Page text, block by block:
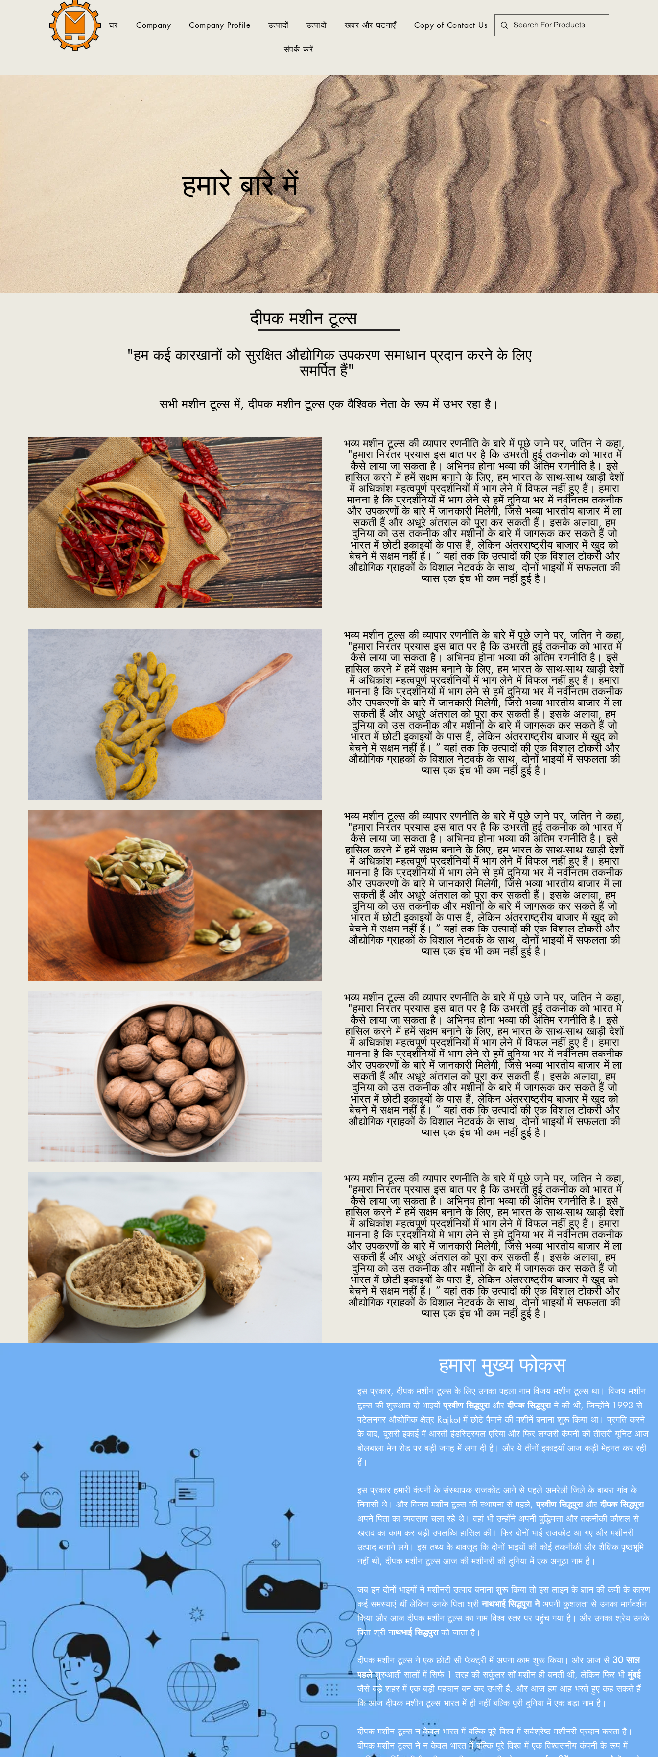
घर Company Company Profile उत्पादों उत्पादों खबर और घटनाएँ Copy of Contact Us
संपर्क करें
हमारे बारे में
दीपक मशीन टूल्स
"हम कई कारखानों को सुरक्षित औद्योगिक उपकरण समाधान प्रदान करने के लिए
समर्पित हैं"
सभी मशीन टूल्स में, दीपक मशीन टूल्स एक वैश्विक नेता के रूप में उभर रहा है।
भव्य मशीन टूल्स की व्यापार रणनीति के बारे में पूछे जाने पर, जतिन ने कहा,
"हमारा निरंतर प्रयास इस बात पर है कि उभरती हुई तकनीक को भारत में
कैसे लाया जा सकता है। अभिनव होना भव्या की अंतिम रणनीति है। इसे
हासिल करने में हमें सक्षम बनाने के लिए, हम भारत के साथ-साथ खाड़ी देशों
में अधिकांश महत्वपूर्ण प्रदर्शनियों में भाग लेने में विफल नहीं हुए हैं। हमारा
मानना है कि प्रदर्शनियों में भाग लेने से हमें दुनिया भर में नवीनतम तकनीक
और उपकरणों के बारे में जानकारी मिलेगी, जिसे भव्या भारतीय बाजार में ला
सकती हैं और अधूरे अंतराल को पूरा कर सकती हैं। इसके अलावा, हम
दुनिया को उस तकनीक और मशीनों के बारे में जागरूक कर सकते हैं जो
भारत में छोटी इकाइयों के पास हैं, लेकिन अंतरराष्ट्रीय बाजार में खुद को
बेचने में सक्षम नहीं हैं। ” यहां तक कि उत्पादों की एक विशाल टोकरी और
औद्योगिक ग्राहकों के विशाल नेटवर्क के साथ, दोनों भाइयों में सफलता की
प्यास एक इंच भी कम नहीं हुई है।
भव्य मशीन टूल्स की व्यापार रणनीति के बारे में पूछे जाने पर, जतिन ने कहा,
"हमारा निरंतर प्रयास इस बात पर है कि उभरती हुई तकनीक को भारत में
कैसे लाया जा सकता है। अभिनव होना भव्या की अंतिम रणनीति है। इसे
हासिल करने में हमें सक्षम बनाने के लिए, हम भारत के साथ-साथ खाड़ी देशों
में अधिकांश महत्वपूर्ण प्रदर्शनियों में भाग लेने में विफल नहीं हुए हैं। हमारा
मानना है कि प्रदर्शनियों में भाग लेने से हमें दुनिया भर में नवीनतम तकनीक
और उपकरणों के बारे में जानकारी मिलेगी, जिसे भव्या भारतीय बाजार में ला
सकती हैं और अधूरे अंतराल को पूरा कर सकती हैं। इसके अलावा, हम
दुनिया को उस तकनीक और मशीनों के बारे में जागरूक कर सकते हैं जो
भारत में छोटी इकाइयों के पास हैं, लेकिन अंतरराष्ट्रीय बाजार में खुद को
बेचने में सक्षम नहीं हैं। ” यहां तक कि उत्पादों की एक विशाल टोकरी और
औद्योगिक ग्राहकों के विशाल नेटवर्क के साथ, दोनों भाइयों में सफलता की
प्यास एक इंच भी कम नहीं हुई है।
भव्य मशीन टूल्स की व्यापार रणनीति के बारे में पूछे जाने पर, जतिन ने कहा,
"हमारा निरंतर प्रयास इस बात पर है कि उभरती हुई तकनीक को भारत में
कैसे लाया जा सकता है। अभिनव होना भव्या की अंतिम रणनीति है। इसे
हासिल करने में हमें सक्षम बनाने के लिए, हम भारत के साथ-साथ खाड़ी देशों
में अधिकांश महत्वपूर्ण प्रदर्शनियों में भाग लेने में विफल नहीं हुए हैं। हमारा
मानना है कि प्रदर्शनियों में भाग लेने से हमें दुनिया भर में नवीनतम तकनीक
और उपकरणों के बारे में जानकारी मिलेगी, जिसे भव्या भारतीय बाजार में ला
सकती हैं और अधूरे अंतराल को पूरा कर सकती हैं। इसके अलावा, हम
दुनिया को उस तकनीक और मशीनों के बारे में जागरूक कर सकते हैं जो
भारत में छोटी इकाइयों के पास हैं, लेकिन अंतरराष्ट्रीय बाजार में खुद को
बेचने में सक्षम नहीं हैं। ” यहां तक कि उत्पादों की एक विशाल टोकरी और
औद्योगिक ग्राहकों के विशाल नेटवर्क के साथ, दोनों भाइयों में सफलता की
प्यास एक इंच भी कम नहीं हुई है।
भव्य मशीन टूल्स की व्यापार रणनीति के बारे में पूछे जाने पर, जतिन ने कहा,
"हमारा निरंतर प्रयास इस बात पर है कि उभरती हुई तकनीक को भारत में
कैसे लाया जा सकता है। अभिनव होना भव्या की अंतिम रणनीति है। इसे
हासिल करने में हमें सक्षम बनाने के लिए, हम भारत के साथ-साथ खाड़ी देशों
में अधिकांश महत्वपूर्ण प्रदर्शनियों में भाग लेने में विफल नहीं हुए हैं। हमारा
मानना है कि प्रदर्शनियों में भाग लेने से हमें दुनिया भर में नवीनतम तकनीक
और उपकरणों के बारे में जानकारी मिलेगी, जिसे भव्या भारतीय बाजार में ला
सकती हैं और अधूरे अंतराल को पूरा कर सकती हैं। इसके अलावा, हम
दुनिया को उस तकनीक और मशीनों के बारे में जागरूक कर सकते हैं जो
भारत में छोटी इकाइयों के पास हैं, लेकिन अंतरराष्ट्रीय बाजार में खुद को
बेचने में सक्षम नहीं हैं। ” यहां तक कि उत्पादों की एक विशाल टोकरी और
औद्योगिक ग्राहकों के विशाल नेटवर्क के साथ, दोनों भाइयों में सफलता की
प्यास एक इंच भी कम नहीं हुई है।
भव्य मशीन टूल्स की व्यापार रणनीति के बारे में पूछे जाने पर, जतिन ने कहा,
"हमारा निरंतर प्रयास इस बात पर है कि उभरती हुई तकनीक को भारत में
कैसे लाया जा सकता है। अभिनव होना भव्या की अंतिम रणनीति है। इसे
हासिल करने में हमें सक्षम बनाने के लिए, हम भारत के साथ-साथ खाड़ी देशों
में अधिकांश महत्वपूर्ण प्रदर्शनियों में भाग लेने में विफल नहीं हुए हैं। हमारा
मानना है कि प्रदर्शनियों में भाग लेने से हमें दुनिया भर में नवीनतम तकनीक
और उपकरणों के बारे में जानकारी मिलेगी, जिसे भव्या भारतीय बाजार में ला
सकती हैं और अधूरे अंतराल को पूरा कर सकती हैं। इसके अलावा, हम
दुनिया को उस तकनीक और मशीनों के बारे में जागरूक कर सकते हैं जो
भारत में छोटी इकाइयों के पास हैं, लेकिन अंतरराष्ट्रीय बाजार में खुद को
बेचने में सक्षम नहीं हैं। ” यहां तक कि उत्पादों की एक विशाल टोकरी और
औद्योगिक ग्राहकों के विशाल नेटवर्क के साथ, दोनों भाइयों में सफलता की
प्यास एक इंच भी कम नहीं हुई है।
हमारा मुख्य फोकस
इस प्रकार, दीपक मशीन टूल्स के लिए उनका पहला नाम विजय मशीन टूल्स था। विजय मशीन
टूल्स की शुरुआत दो भाइयोंप्रवीण सिद्धपुराऔरदीपक सिद्धपुराने की थी, जिन्होंने 1993 से
पटेलनगर औद्योगिक क्षेत्र R​ajkot में छोटे पैमाने की मशीनें बनाना शुरू किया था। प्रगति करने
के बाद, दूसरी इकाई में आरती इंडस्ट्रियल एरिया और फिर लग्जरी कंपनी की तीसरी यूनिट आज
बोलबाला मेन रोड पर बड़ी जगह में लगा दी है। और ये तीनों इकाइयाँ आज कड़ी मेहनत कर रही
हैं।
इस प्रकार हमारी कंपनी के संस्थापक राजकोट आने से पहले अमरेली जिले के बाबरा गांव के
निवासी थे। और विजय मशीन टूल्स की स्थापना से पहले,प्रवीण सिद्धपुराऔरदीपक सिद्धपुरा
अपने पिता का व्यवसाय चला रहे थे। वहां भी उन्होंने अपनी बुद्धिमत्ता और तकनीकी कौशल से
खराद का काम कर बड़ी उपलब्धि हासिल की। फिर दोनों भाई राजकोट आ गए और मशीनरी
उत्पाद बनाने लगे। इस तथ्य के बावजूद कि दोनों भाइयों की कोई तकनीकी और शैक्षिक पृष्ठभूमि
नहीं थी, दीपक मशीन टूल्स आज की मशीनरी की दुनिया में एक अनूठा नाम है।
जब इन दोनों भाइयों ने मशीनरी उत्पाद बनाना शुरू किया तो इस लाइन के ज्ञान की कमी के कारण
कई समस्याएं थीं लेकिन उनके पिता श्रीनाथभाई सिद्धपुरा नेअपनी कुशलता से उनका मार्गदर्शन
किया और आज दीपक मशीन टूल्स का नाम विश्व स्तर पर पहुंच गया है। और उनका श्रेय उनके
पिता श्रीनाथभाई सिद्धपुराको जाता है।
दीपक मशीन टूल्स ने एक छोटी सी फैक्ट्री में अपना काम शुरू किया। और आज से 30 साल
पहलेशुरुआती सालों में सिर्फ 1 तरह की सर्कुलर सॉ मशीन ही बनती थी, लेकिन फिर भीमुंबई
जैसे बड़े शहर में एक बड़ी पहचान बन कर उभरी है. और आज हम आह भरते हुए कह सकते हैं
कि आज दीपक मशीन टूल्स भारत में ही नहीं बल्कि पूरी दुनिया में एक बड़ा नाम है।
दीपक मशीन टूल्स न केवल भारत में बल्कि पूरे विश्व में सर्वश्रेष्ठ मशीनरी प्रदान करता है।
दीपक मशीन टूल्स ने न केवल भारत में बल्कि पूरे विश्व में एक विश्वसनीय कंपनी के रूप में